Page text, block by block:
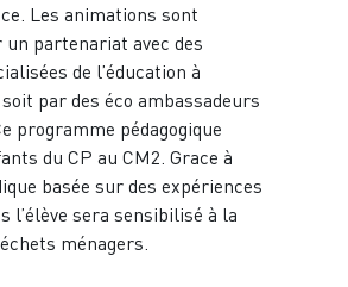
Les animations sont
partenariat avec des
de l’éducation à
par des éco ambassadeurs
programme pédagogique
du CP au CM2. Grace à
basée sur des expériences
l’élève sera sensibilisé à la
ménagers.